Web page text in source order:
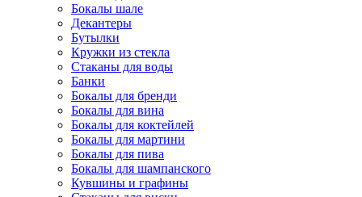
Бокалы шале
Декантеры
Бутылки
Кружки из стекла
Стаканы для воды
Банки
Бокалы для бренди
Бокалы для вина
Бокалы для коктейлей
Бокалы для мартини
Бокалы для пива
Бокалы для шампанского
Кувшины и графины